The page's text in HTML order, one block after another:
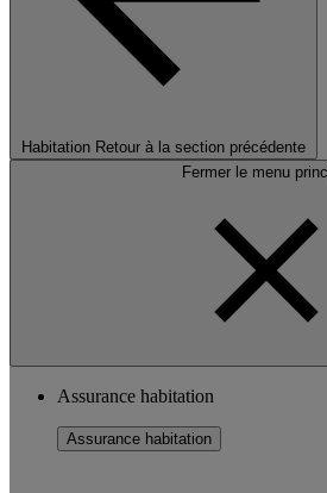
Habitation Retour à la section précédente
Fermer le menu
Assurance habitation
Assurance habitation